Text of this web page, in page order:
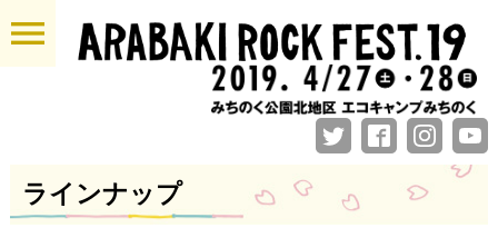
menu
ラインナップ